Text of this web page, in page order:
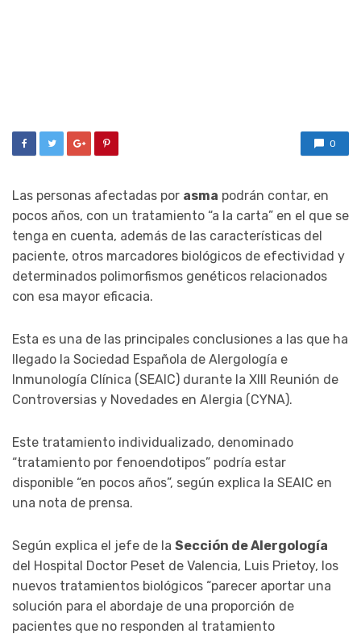
0
Las personas afectadas por asma podrán contar, en
pocos años, con un tratamiento “a la carta” en el que se
tenga en cuenta, además de las características del
paciente, otros marcadores biológicos de efectividad y
determinados polimorfismos genéticos relacionados
con esa mayor eficacia.
Esta es una de las principales conclusiones a las que ha
llegado la Sociedad Española de Alergología e
Inmunología Clínica (SEAIC) durante la XIII Reunión de
Controversias y Novedades en Alergia (CYNA).
Este tratamiento individualizado, denominado
“tratamiento por fenoendotipos” podría estar
disponible “en pocos años”, según explica la SEAIC en
una nota de prensa.
Según explica el jefe de la Sección de Alergología
del Hospital Doctor Peset de Valencia, Luis Prietoy, los
nuevos tratamientos biológicos “parecer aportar una
solución para el abordaje de una proporción de
pacientes que no responden al tratamiento